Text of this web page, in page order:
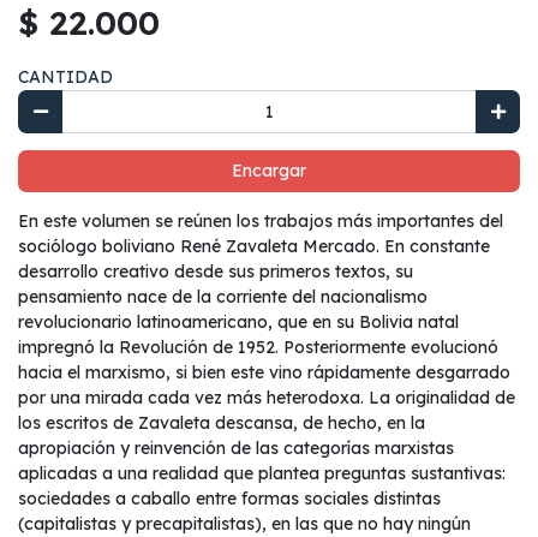
$ 22.000
CANTIDAD
Encargar
En este volumen se reúnen los trabajos más importantes del
sociólogo boliviano René Zavaleta Mercado. En constante
desarrollo creativo desde sus primeros textos, su
pensamiento nace de la corriente del nacionalismo
revolucionario latinoamericano, que en su Bolivia natal
impregnó la Revolución de 1952. Posteriormente evolucionó
hacia el marxismo, si bien este vino rápidamente desgarrado
por una mirada cada vez más heterodoxa. La originalidad de
los escritos de Zavaleta descansa, de hecho, en la
apropiación y reinvención de las categorías marxistas
aplicadas a una realidad que plantea preguntas sustantivas:
sociedades a caballo entre formas sociales distintas
(capitalistas y precapitalistas), en las que no hay ningún